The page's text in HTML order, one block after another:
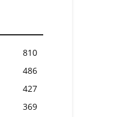
810
486
427
369